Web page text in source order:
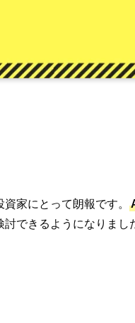
家にとって朗報です。
できるようになりまし